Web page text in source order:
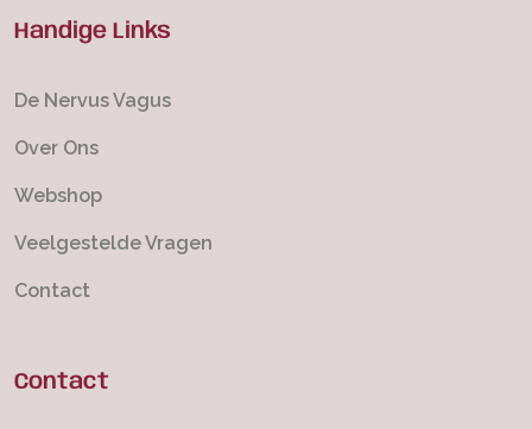
Handige Links
De Nervus Vagus
Over Ons
Webshop
Veelgestelde Vragen
Contact
Contact